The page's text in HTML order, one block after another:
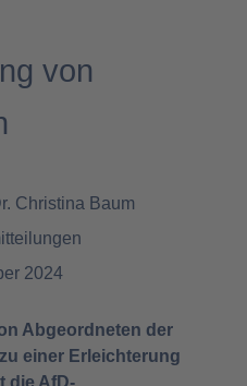
von
Christina Baum
2024
Abgeordneten der
einer Erleichterung
die AfD-